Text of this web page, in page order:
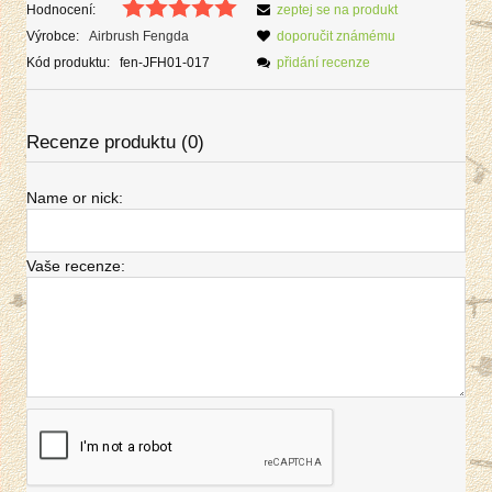
Hodnocení:
Výrobce:
Airbrush Fengda
Kód produktu:
fen-JFH01-017
zeptej se na produkt
doporučit známému
přidání recenze
Recenze produktu (0)
Name or nick:
Vaše recenze: